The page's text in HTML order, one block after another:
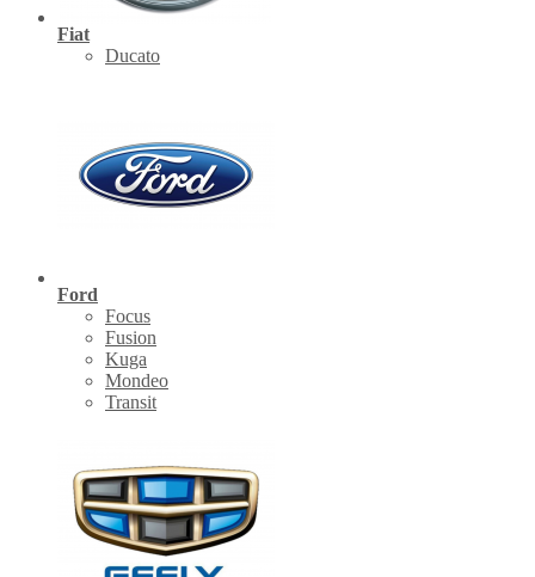
Fiat
Ducato
Ford
Focus
Fusion
Kuga
Mondeo
Transit